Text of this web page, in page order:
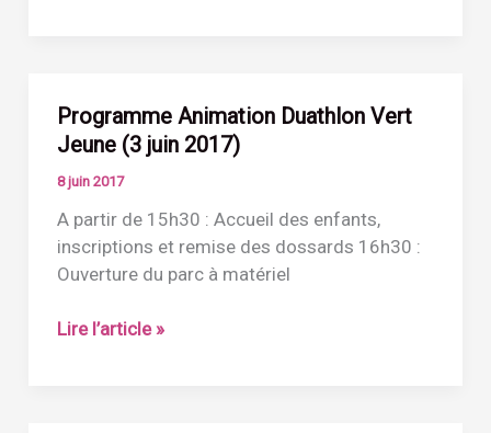
2017)
Programme Animation Duathlon Vert
Jeune (3 juin 2017)
8 juin 2017
A partir de 15h30 : Accueil des enfants,
inscriptions et remise des dossards 16h30 :
Ouverture du parc à matériel
Programme
Lire l’article »